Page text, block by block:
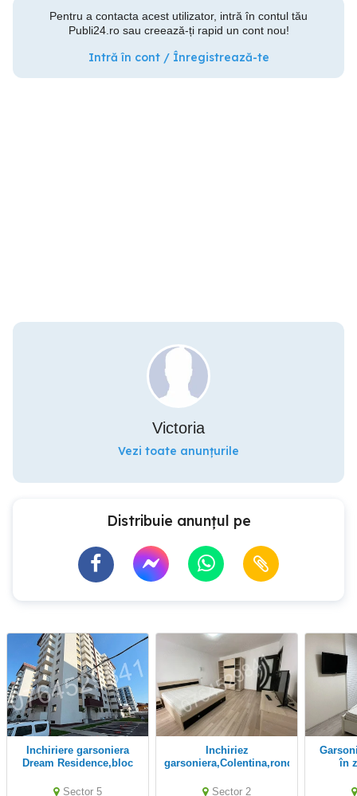
Pentru a contacta acest utilizator, intră în contul tău
Publi24.ro sau creează-ți rapid un cont nou!
Intră în cont / Înregistrează-te
Victoria
Vezi toate anunțurile
Distribuie anunțul pe
Inchiriere garsoniera
Dream Residence,bloc
Salaj,Sos. Salaj 341
Sector 5
Inchiriez
garsoniera,Colentina,rond
Berindei 11
Sector 2
Garsonieră de închiriat
în